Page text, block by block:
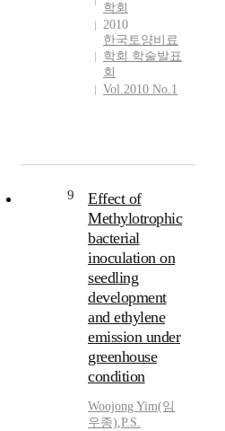
학회
2010
한국토양비료
학회 학술발표
회
Vol.2010 No.1
9
Effect of
Methylotrophic
bacterial
inoculation on
seedling
development
and ethylene
emission under
greenhouse
condition
Woojong Yim(임
우종),P.S.